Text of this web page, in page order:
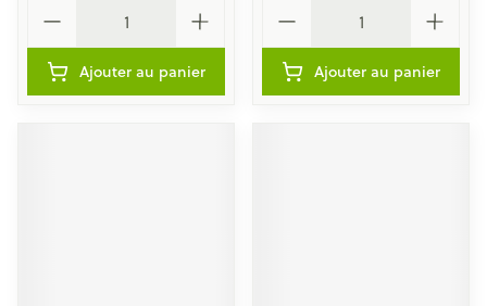
Ajouter au panier Ajouter au panier